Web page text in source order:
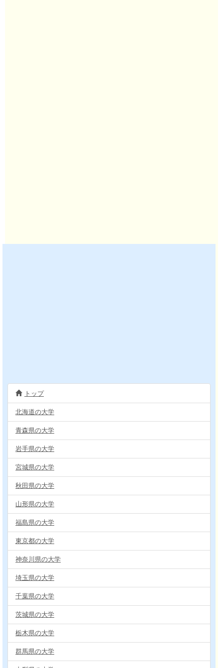
トップ
北海道の大学
青森県の大学
岩手県の大学
宮城県の大学
秋田県の大学
山形県の大学
福島県の大学
東京都の大学
神奈川県の大学
埼玉県の大学
千葉県の大学
茨城県の大学
栃木県の大学
群馬県の大学